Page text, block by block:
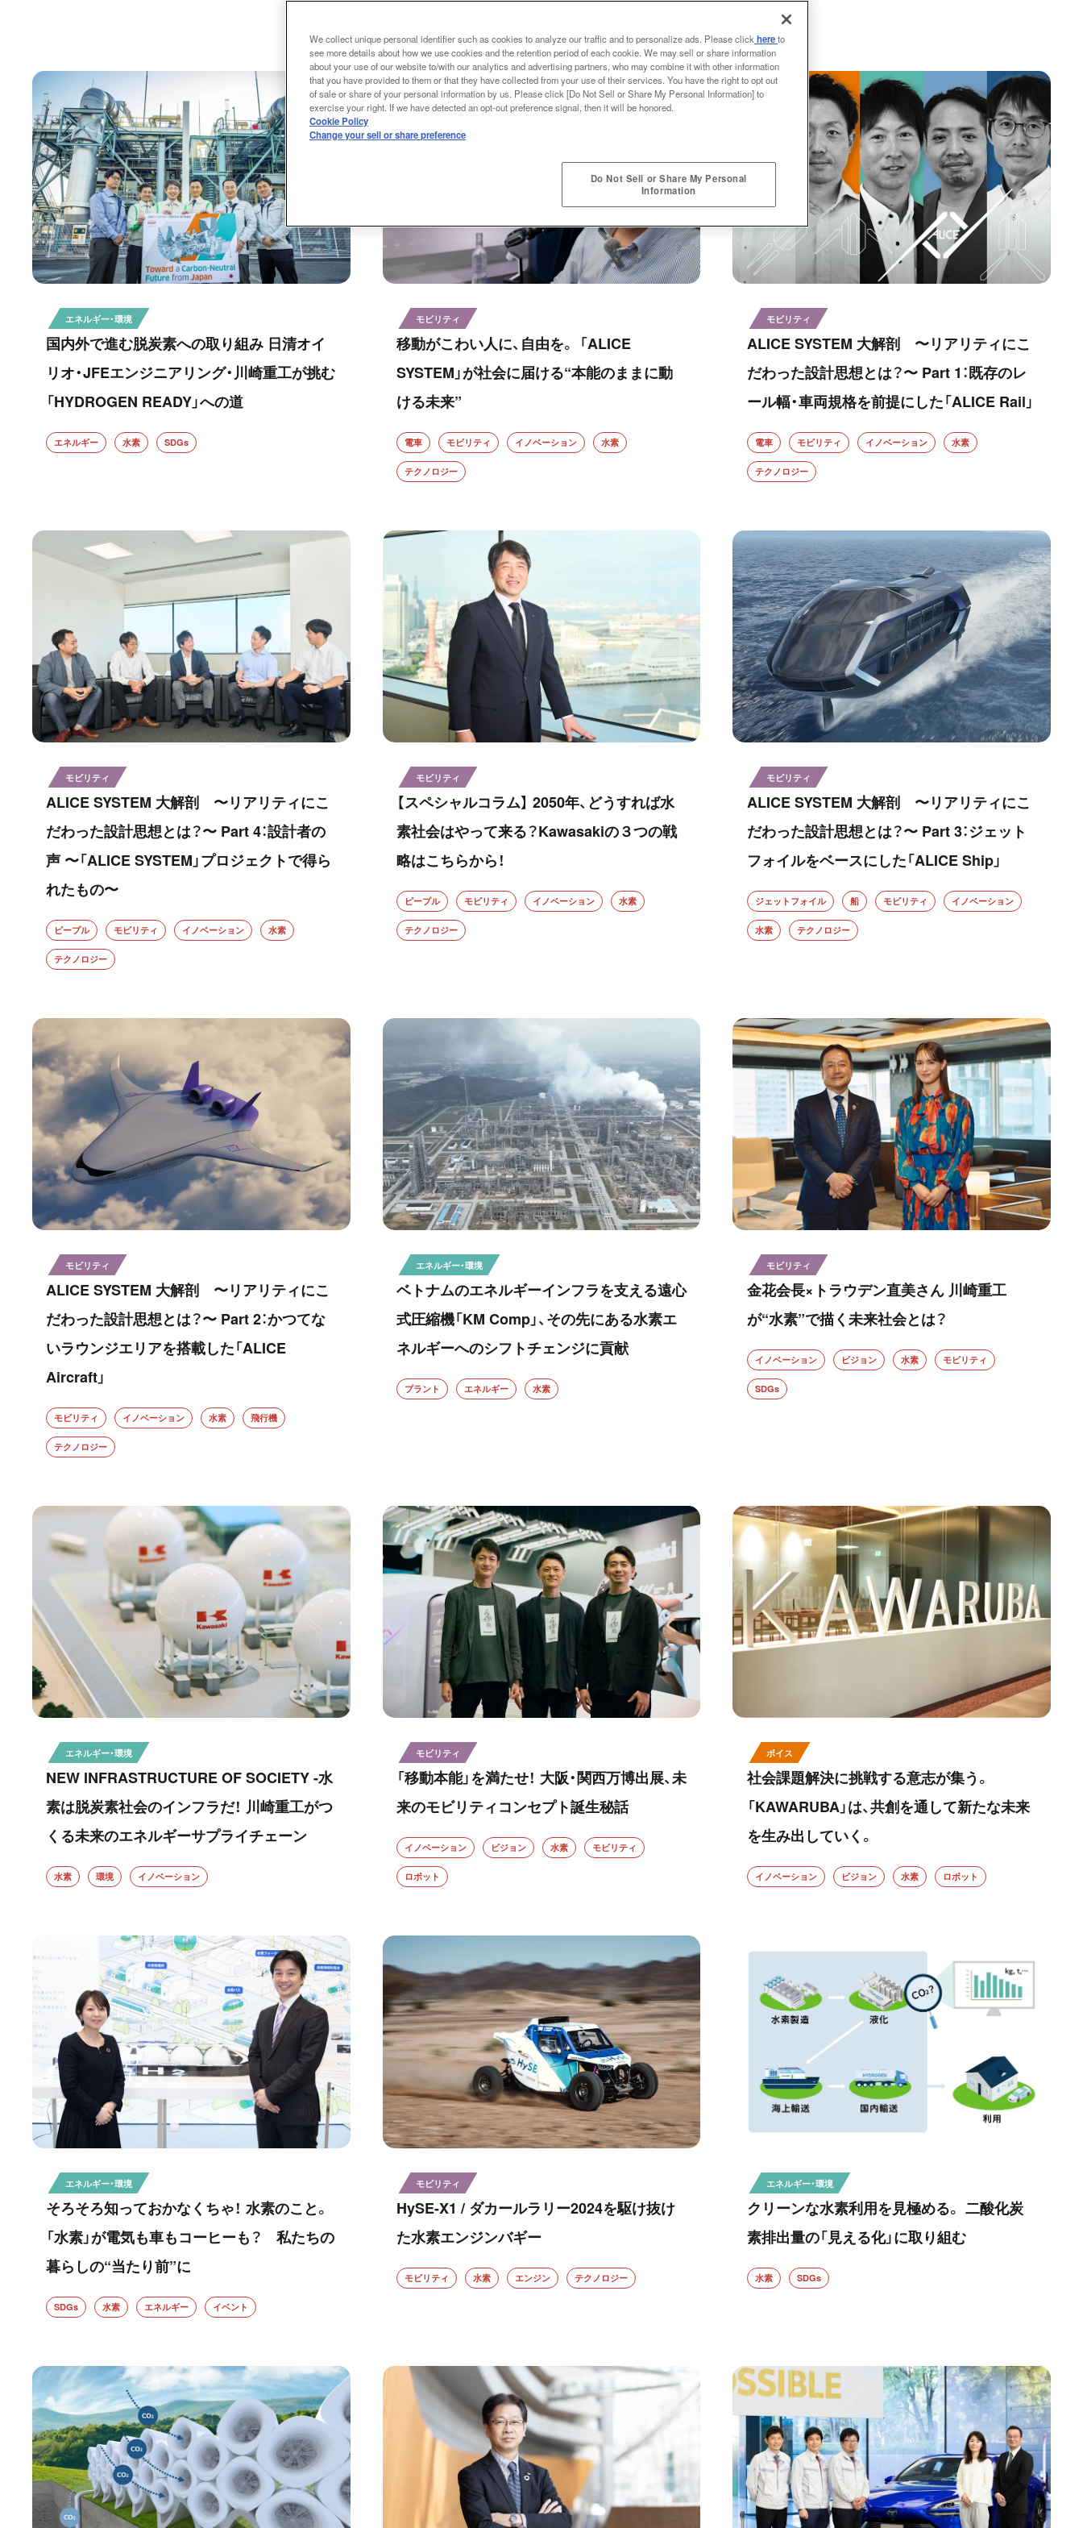
エネルギー・環境
国内外で進む脱炭素への取り組み 日清オイ
リオ・JFEエンジニアリング・川崎重工が挑む
「HYDROGEN READY」への道
エネルギー 水素 SDGs
モビリティ
移動がこわい人に、自由を。 「ALICE
SYSTEM」が社会に届ける“本能のままに動
ける未来”
電車 モビリティ イノベーション 水素
テクノロジー
モビリティ
ALICE SYSTEM 大解剖 〜リアリティにこ
だわった設計思想とは？〜 Part 1：既存のレ
ール幅・車両規格を前提にした「ALICE Rail」
電車 モビリティ イノベーション 水素
テクノロジー
モビリティ
ALICE SYSTEM 大解剖 〜リアリティにこ
だわった設計思想とは？〜 Part 4：設計者の
声 〜「ALICE SYSTEM」プロジェクトで得ら
れたもの〜
ピープル モビリティ イノベーション 水素
テクノロジー
モビリティ
【スペシャルコラム】 2050年、どうすれば水
素社会はやって来る？Kawasakiの３つの戦
略はこちらから！
ピープル モビリティ イノベーション 水素
テクノロジー
モビリティ
ALICE SYSTEM 大解剖 〜リアリティにこ
だわった設計思想とは？〜 Part 3：ジェット
フォイルをベースにした「ALICE Ship」
ジェットフォイル 船 モビリティ イノベーション
水素 テクノロジー
モビリティ
ALICE SYSTEM 大解剖 〜リアリティにこ
だわった設計思想とは？〜 Part 2：かつてな
いラウンジエリアを搭載した「ALICE
Aircraft」
モビリティ イノベーション 水素 飛行機
テクノロジー
エネルギー・環境
ベトナムのエネルギーインフラを支える遠心
式圧縮機「KM Comp」、その先にある水素エ
ネルギーへのシフトチェンジに貢献
プラント エネルギー 水素
モビリティ
金花会長×トラウデン直美さん 川崎重工
が“水素”で描く未来社会とは？
イノベーション ビジョン 水素 モビリティ
SDGs
エネルギー・環境
NEW INFRASTRUCTURE OF SOCIETY -水
素は脱炭素社会のインフラだ！ 川崎重工がつ
くる未来のエネルギーサプライチェーン
水素 環境 イノベーション
モビリティ
「移動本能」を満たせ！ 大阪・関西万博出展、未
来のモビリティコンセプト誕生秘話
イノベーション ビジョン 水素 モビリティ
ロボット
ボイス
社会課題解決に挑戦する意志が集う。
「KAWARUBA」は、共創を通して新たな未来
を生み出していく。
イノベーション ビジョン 水素 ロボット
エネルギー・環境
そろそろ知っておかなくちゃ！ 水素のこと。
「水素」が電気も車もコーヒーも？ 私たちの
暮らしの“当たり前”に
SDGs 水素 エネルギー イベント
モビリティ
HySE-X1 / ダカールラリー2024を駆け抜け
た水素エンジンバギー
モビリティ 水素 エンジン テクノロジー
エネルギー・環境
クリーンな水素利用を見極める。 二酸化炭
素排出量の「見える化」に取り組む
水素 SDGs
We collect unique personal identifier such as cookies to analyze our traffic and to personalize ads. Please click hereto
see more details about how we use cookies and the retention period of each cookie. We may sell or share information
about your use of our website to/with our analytics and advertising partners, who may combine it with other information
that you have provided to them or that they have collected from your use of their services. You have the right to opt out
of sale or share of your personal information by us. Please click [Do Not Sell or Share My Personal Information] to
exercise your right. If we have detected an opt-out preference signal, then it will be honored.
Cookie Policy
Change your sell or share preference
Do Not Sell or Share My Personal
Information